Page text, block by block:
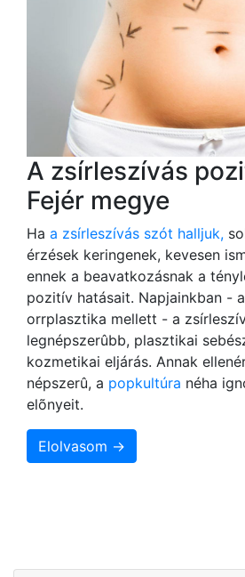
A zsírleszívás
Fejér megye
Ha a zsírleszívás szót halljuk,
érzések keringenek, kevesen
ennek a beavatkozásnak a
pozitív hatásait. Napjainkban -
orrplasztika mellett - a
legnépszerûbb, plasztikai
kozmetikai eljárás. Annak
népszerû, a popkultúra néha
elõnyeit.
Elolvasom →